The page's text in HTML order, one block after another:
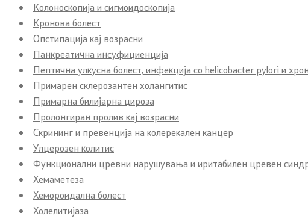
Флаери
Доктори од дијаспората –
изразување интерес
Колумни
Колоноскопија и сигмоидоскопија
Кронова болест
Опстипација кај возрасни
Панкреатична инсуфициенција
Пептична улкусна болест, инфекција со helicobacter pylori и
Примарен склерозантен холангитис
Примарна билијарна цироза
Пролонгиран пролив кај возрасни
Скрининг и превенција на колерекален канцер
Улцерозен колитис
Функционални цревни нарушувања и иритабилен цревен
Хемаметеза
Хемороидална болест
Холелитијаза